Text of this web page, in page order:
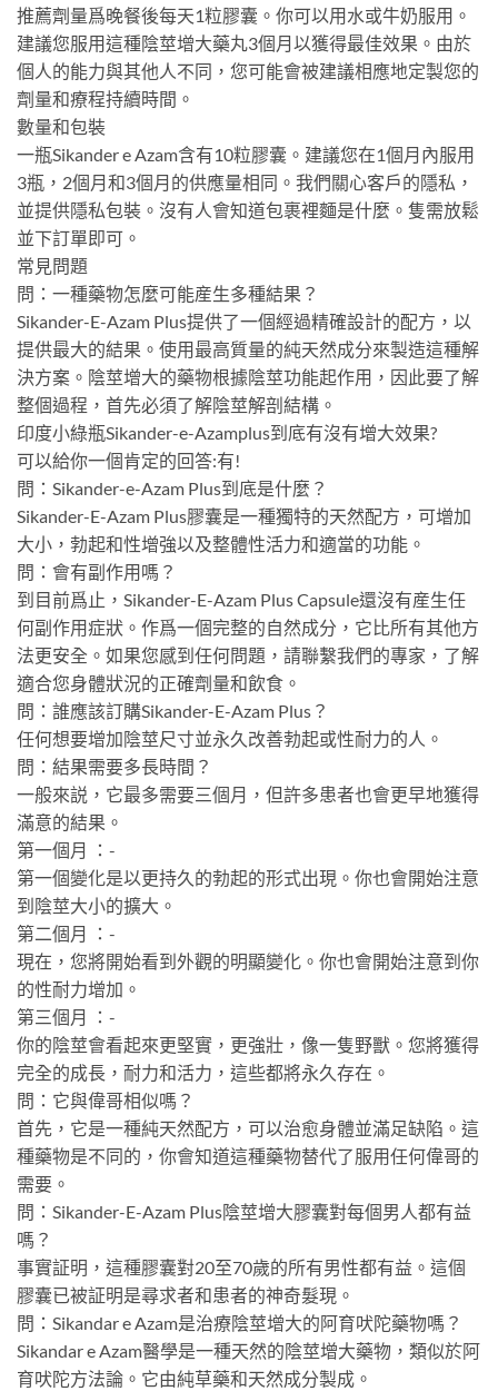
推薦劑量爲晚餐後每天1粒膠囊。你可以用水或牛奶服用。
建議您服用這種陰莖增大藥丸3個月以獲得最佳效果。由於
個人的能力與其他人不同，您可能會被建議相應地定製您的
劑量和療程持續時間。
數量和包裝
一瓶Sikander e Azam含有10粒膠囊。建議您在1個月內服用
3瓶，2個月和3個月的供應量相同。我們關心客戶的隱私，
並提供隱私包裝。沒有人會知道包裹裡麵是什麼。隻需放鬆
並下訂單即可。
常見問題
問：一種藥物怎麼可能産生多種結果？
Sikander-E-Azam Plus提供了一個經過精確設計的配方，以
提供最大的結果。使用最高質量的純天然成分來製造這種解
決方案。陰莖增大的藥物根據陰莖功能起作用，因此要了解
整個過程，首先必須了解陰莖解剖結構。
印度小綠瓶Sikander-e-Azamplus到底有沒有增大效果?
可以給你一個肯定的回答:有!
問：Sikander-e-Azam Plus到底是什麼？
Sikander-E-Azam Plus膠囊是一種獨特的天然配方，可增加
大小，勃起和性增強以及整體性活力和適當的功能。
問：會有副作用嗎？
到目前爲止，Sikander-E-Azam Plus Capsule還沒有産生任
何副作用症狀。作爲一個完整的自然成分，它比所有其他方
法更安全。如果您感到任何問題，請聯繫我們的專家，了解
適合您身體狀況的正確劑量和飲食。
問：誰應該訂購Sikander-E-Azam Plus？
任何想要增加陰莖尺寸並永久改善勃起或性耐力的人。
問：結果需要多長時間？
一般來説，它最多需要三個月，但許多患者也會更早地獲得
滿意的結果。
第一個月 ：-
第一個變化是以更持久的勃起的形式出現。你也會開始注意
到陰莖大小的擴大。
第二個月 ：-
現在，您將開始看到外觀的明顯變化。你也會開始注意到你
的性耐力增加。
第三個月 ：-
你的陰莖會看起來更堅實，更強壯，像一隻野獸。您將獲得
完全的成長，耐力和活力，這些都將永久存在。
問：它與偉哥相似嗎？
首先，它是一種純天然配方，可以治愈身體並滿足缺陷。這
種藥物是不同的，你會知道這種藥物替代了服用任何偉哥的
需要。
問：Sikander-E-Azam Plus陰莖增大膠囊對每個男人都有益
嗎？
事實証明，這種膠囊對20至70歲的所有男性都有益。這個
膠囊已被証明是尋求者和患者的神奇髮現。
問：Sikandar e Azam是治療陰莖增大的阿育吠陀藥物嗎？
Sikandar e Azam醫學是一種天然的陰莖增大藥物，類似於阿
育吠陀方法論。它由純草藥和天然成分製成。